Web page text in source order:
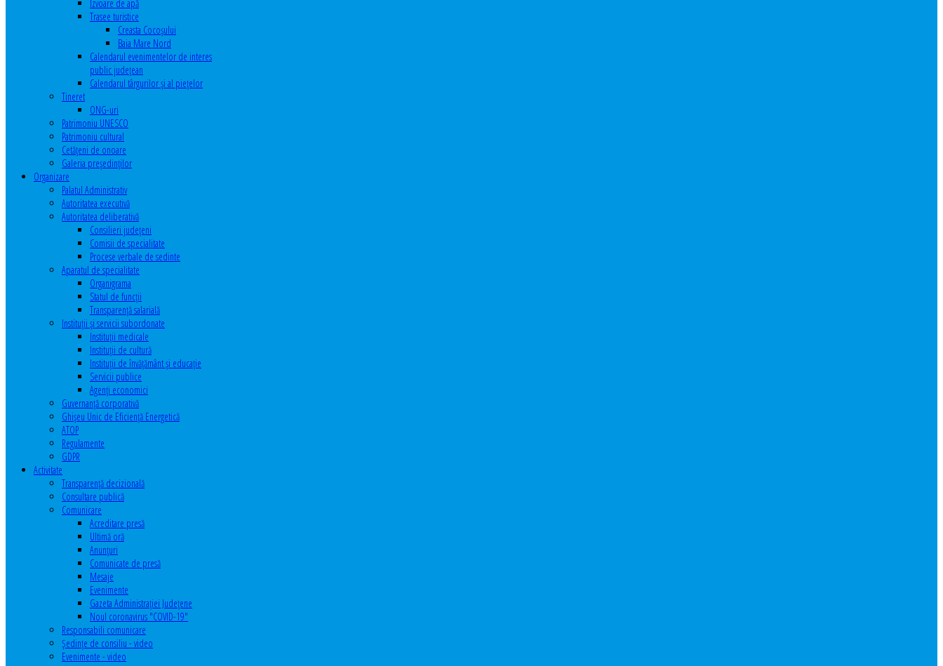
Izvoare de apă
Trasee turistice
Creasta Cocoșului
Baia Mare Nord
Calendarul evenimentelor de interes
public judeţean
Calendarul târgurilor şi al pieţelor
Tineret
ONG-uri
Patrimoniu UNESCO
Patrimoniu cultural
Cetăţeni de onoare
Galeria președinților
Organizare
Palatul Administrativ
Autoritatea executivă
Autoritatea deliberativă
Consilieri judeţeni
Comisii de specialitate
Procese verbale de sedinte
Aparatul de specialitate
Organigrama
Statul de funcții
Transparență salarială
Instituţii şi servicii subordonate
Instituţii medicale
Instituţii de cultură
Instituţii de învăţământ şi educaţie
Servicii publice
Agenţi economici
Guvernanță corporativă
Ghişeu Unic de Eficienţă Energetică
ATOP
Regulamente
GDPR
Activitate
Transparenţă decizională
Consultare publică
Comunicare
Acreditare presă
Ultimă oră
Anunţuri
Comunicate de presă
Mesaje
Evenimente
Gazeta Administraţiei Judeţene
Noul coronavirus "COVID-19"
Responsabili comunicare
Şedinţe de consiliu - video
Evenimente - video